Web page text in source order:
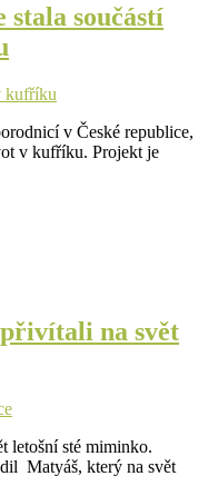
stala součástí
kufříku
v České republice,
v kufříku. Projekt je
na svět
letošní sté miminko.
Matyáš, který na svět